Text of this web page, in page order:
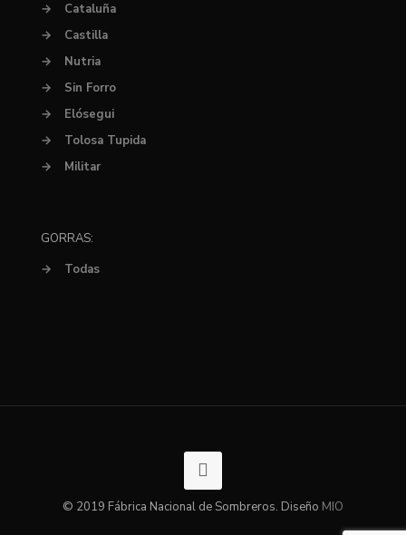
→
Cataluña
→
Castilla
→
Nutria
→
Sin Forro
→
Elósegui
→
Tolosa Tupida
→
Militar
GORRAS:
→
Todas
© 2019 Fábrica Nacional de Sombreros. Diseño MIO